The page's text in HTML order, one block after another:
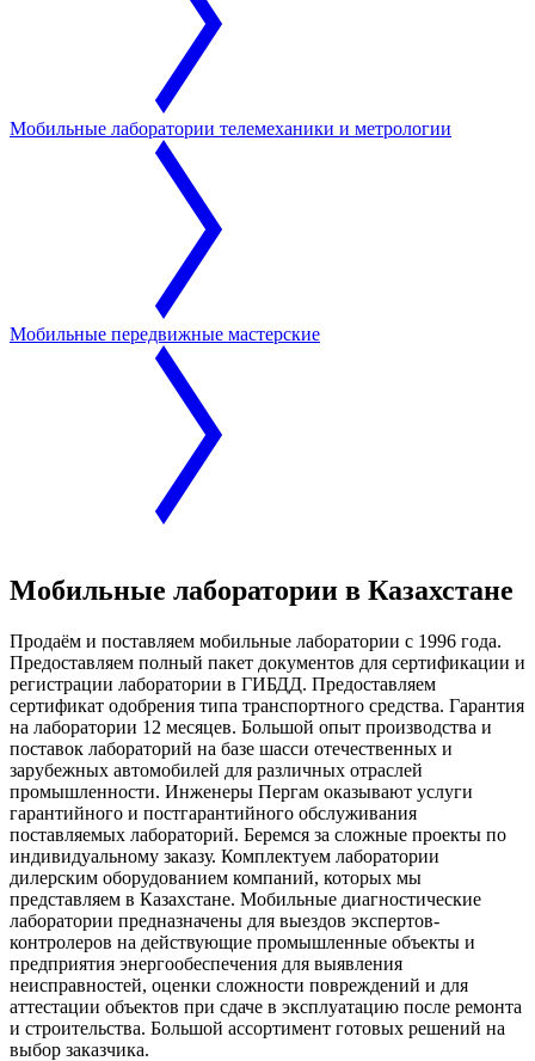
Мобильные лаборатории телемеханики и метрологии
Мобильные передвижные мастерские
Мобильные лаборатории в Казахстане
Продаём и поставляем мобильные лаборатории с 1996 года.
Предоставляем полный пакет документов для сертификации и
регистрации лаборатории в ГИБДД. Предоставляем
сертификат одобрения типа транспортного средства. Гарантия
на лаборатории 12 месяцев. Большой опыт производства и
поставок лабораторий на базе шасси отечественных и
зарубежных автомобилей для различных отраслей
промышленности. Инженеры Пергам оказывают услуги
гарантийного и постгарантийного обслуживания
поставляемых лабораторий. Беремся за сложные проекты по
индивидуальному заказу. Комплектуем лаборатории
дилерским оборудованием компаний, которых мы
представляем в Казахстане. Мобильные диагностические
лаборатории предназначены для выездов экспертов-
контролеров на действующие промышленные объекты и
предприятия энергообеспечения для выявления
неисправностей, оценки сложности повреждений и для
аттестации объектов при сдаче в эксплуатацию после ремонта
и строительства. Большой ассортимент готовых решений на
выбор заказчика.